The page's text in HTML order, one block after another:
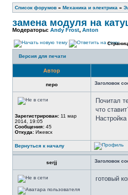
Список форумов » Механика и электрика »
замена модуля на
Модераторы: Andy Frost, Anton
Версия для печати
Автор
перо Заголовок
Зарегистрирован: 11 мар
2014, 19:05
Сообщения: 45
Откуда: Ижевск
Почитал
что
Вернуться к началу
serjj Заголовок
готовый